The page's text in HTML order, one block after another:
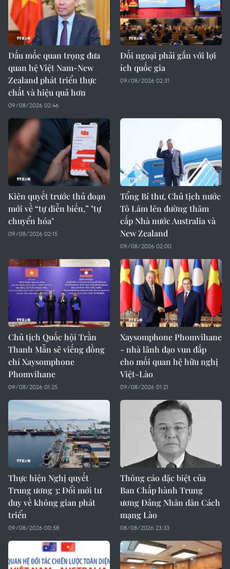
Dấu mốc quan trọng đưa
quan hệ Việt Nam-New
Zealand phát triển thực
chất và hiệu quả hơn
09/08/2026 02:46
Đối ngoại phải gắn với lợi
ích quốc gia
09/08/2026 02:31
Kiên quyết trước thủ đoạn
mới về “tự diễn biến,” "tự
chuyển hóa"
09/08/2026 02:15
Tổng Bí thư, Chủ tịch nước
Tô Lâm lên đường thăm
cấp Nhà nước Australia và
New Zealand
09/08/2026 02:00
Chủ tịch Quốc hội Trần
Thanh Mẫn sẽ viếng đồng
chí Xaysomphone
Phomvihane
09/08/2026 01:25
Xaysomphone Phomvihane
- nhà lãnh đạo vun đắp
cho mối quan hệ hữu nghị
Việt-Lào
09/08/2026 01:21
Thực hiện Nghị quyết
Trung ương 3: Đổi mới tư
duy về không gian phát
triển
09/08/2026 00:58
Thông cáo đặc biệt của
Ban Chấp hành Trung
ương Đảng Nhân dân Cách
mạng Lào
08/08/2026 23:33